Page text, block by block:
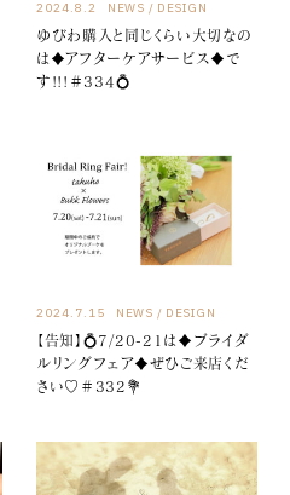
2024.8.2 NEWS DESIGN
ゆびわ購入と同じくらい大切なの
は♦アフターケアサービス♦で
す!!!＃334💍
2024.7.15 NEWS DESIGN
【告知】💍7/20-21は♦ブライダ
ルリングフェア♦ぜひご来店くだ
さい♡＃332💐